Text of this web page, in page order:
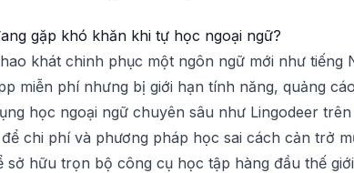
gặp khó khăn khi tự học ngoại ngữ?
khát chinh phục một ngôn ngữ mới như
miễn phí nhưng bị giới hạn tính năng, quảng
học ngoại ngữ chuyên sâu như Lingodeer
chi phí và phương pháp học sai cách cản trở
sở hữu trọn bộ công cụ học tập hàng đầu thế